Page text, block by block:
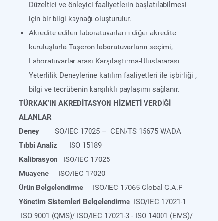
Düzeltici ve önleyici faaliyetlerin başlatılabilmesi
için bir bilgi kaynağı oluşturulur.
Akredite edilen laboratuvarların diğer akredite
kuruluşlarla Taşeron laboratuvarların seçimi,
Laboratuvarlar arası Karşılaştırma-Uluslararası
Yeterlilik Deneylerine katılım faaliyetleri ile işbirliği ,
bilgi ve tecrübenin karşılıklı paylaşımı sağlanır.
TÜRKAK’IN AKREDİTASYON HİZMETİ VERDİĞİ
ALANLAR
Deney ISO/IEC 17025 – CEN/TS 15675 WADA
Tıbbi Analiz
ISO 15189
Kalibrasyon
ISO/IEC 17025
Muayene ISO/IEC 17020
Ürün Belgelendirme
ISO/IEC 17065 Global G.A.P
Yönetim Sistemleri Belgelendirme ISO/IEC 17021-1
ISO 9001 (QMS)/ ISO/IEC 17021-3 - ISO 14001 (EMS)/